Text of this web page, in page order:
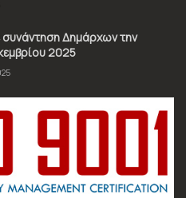
Δημάρχων την
2025